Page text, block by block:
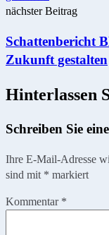
nächster Beitrag
Schattenbericht
Zukunft gestalten
Hinterlassen
Schreiben Sie
Ihre E-Mail-Adresse
sind mit * markiert
Kommentar *